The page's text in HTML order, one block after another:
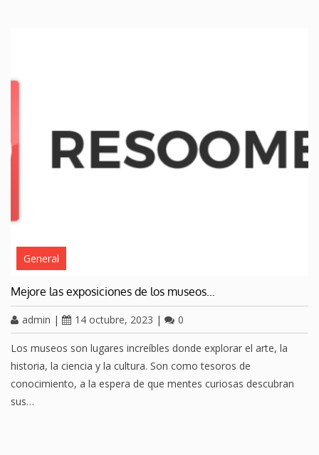
General
Mejore las exposiciones de los museos…
admin | 14 octubre, 2023 | 0
Los museos son lugares increíbles donde explorar el arte, la
historia, la ciencia y la cultura. Son como tesoros de
conocimiento, a la espera de que mentes curiosas descubran
sus…